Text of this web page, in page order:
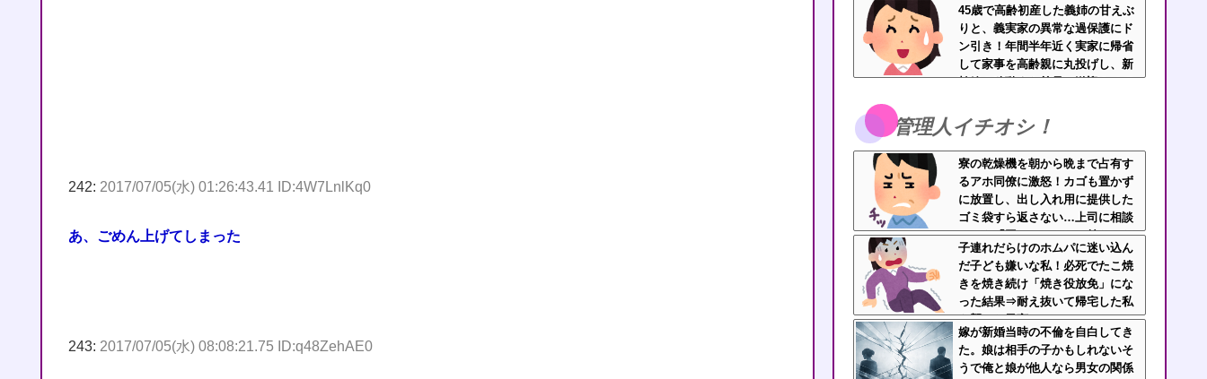
242: 2017/07/05(水) 01:26:43.41 ID:4W7LnlKq0
あ、ごめん上げてしまった
243: 2017/07/05(水) 08:08:21.75 ID:q48ZehAE0
群れてイキってくんな
45歳で高齢初産した義姉の甘えぶ
りと、義実家の異常な過保護にド
ン引き！年間半年近く実家に帰省
して家事を高齢親に丸投げし、新
幹線の移動すら義兄に送迎させて
管理人イチオシ！
寮の乾燥機を朝から晩まで占有す
るアホ同僚に激怒！カゴも置かず
に放置し、出し入れ用に提供した
ゴミ袋すら返さない…上司に相談
しても「困ってるのはお前だけだ
から我慢しろ」←はぁ？！
子連れだらけのホムパに迷い込ん
だ子ども嫌いな私！必死でたこ焼
きを焼き続け「焼き役放免」にな
った結果⇒耐え抜いて帰宅した私
を襲った異変ｗｗｗ←ストレスで
37.5度の熱が出るのは凄まじい
嫁が新婚当時の不倫を自白してき
た。娘は相手の子かもしれないそ
うで俺と娘が他人なら男女の関係